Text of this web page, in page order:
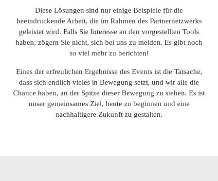
Diese Lösungen sind nur einige Beispiele für die
beeindruckende Arbeit, die im Rahmen des Partnernetzwerks
geleistet wird. Falls Sie Interesse an den vorgestellten Tools
haben, zögern Sie nicht, sich bei uns zu melden. Es gibt noch
so viel mehr zu berichten!
Eines der erfreulichen Ergebnisse des Events ist die Tatsache,
dass sich endlich vieles in Bewegung setzt, und wir alle die
Chance haben, an der Spitze dieser Bewegung zu stehen. Es ist
unser gemeinsames Ziel, heute zu beginnen und eine
nachhaltigere Zukunft zu gestalten.